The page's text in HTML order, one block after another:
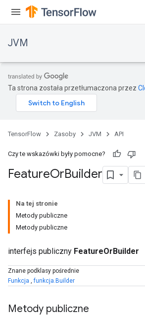
JVM
Ta strona została przetłumaczona przez
TensorFlow Zasoby JVM API
Czy te wskazówki były pomocne?
FeatureOrBuilder
Na tej stronie
Metody publiczne
Metody publiczne
interfejs publiczny FeatureOrBuilder
Znane podklasy pośrednie
Funkcja ,funkcja.Builder
Metody publiczne